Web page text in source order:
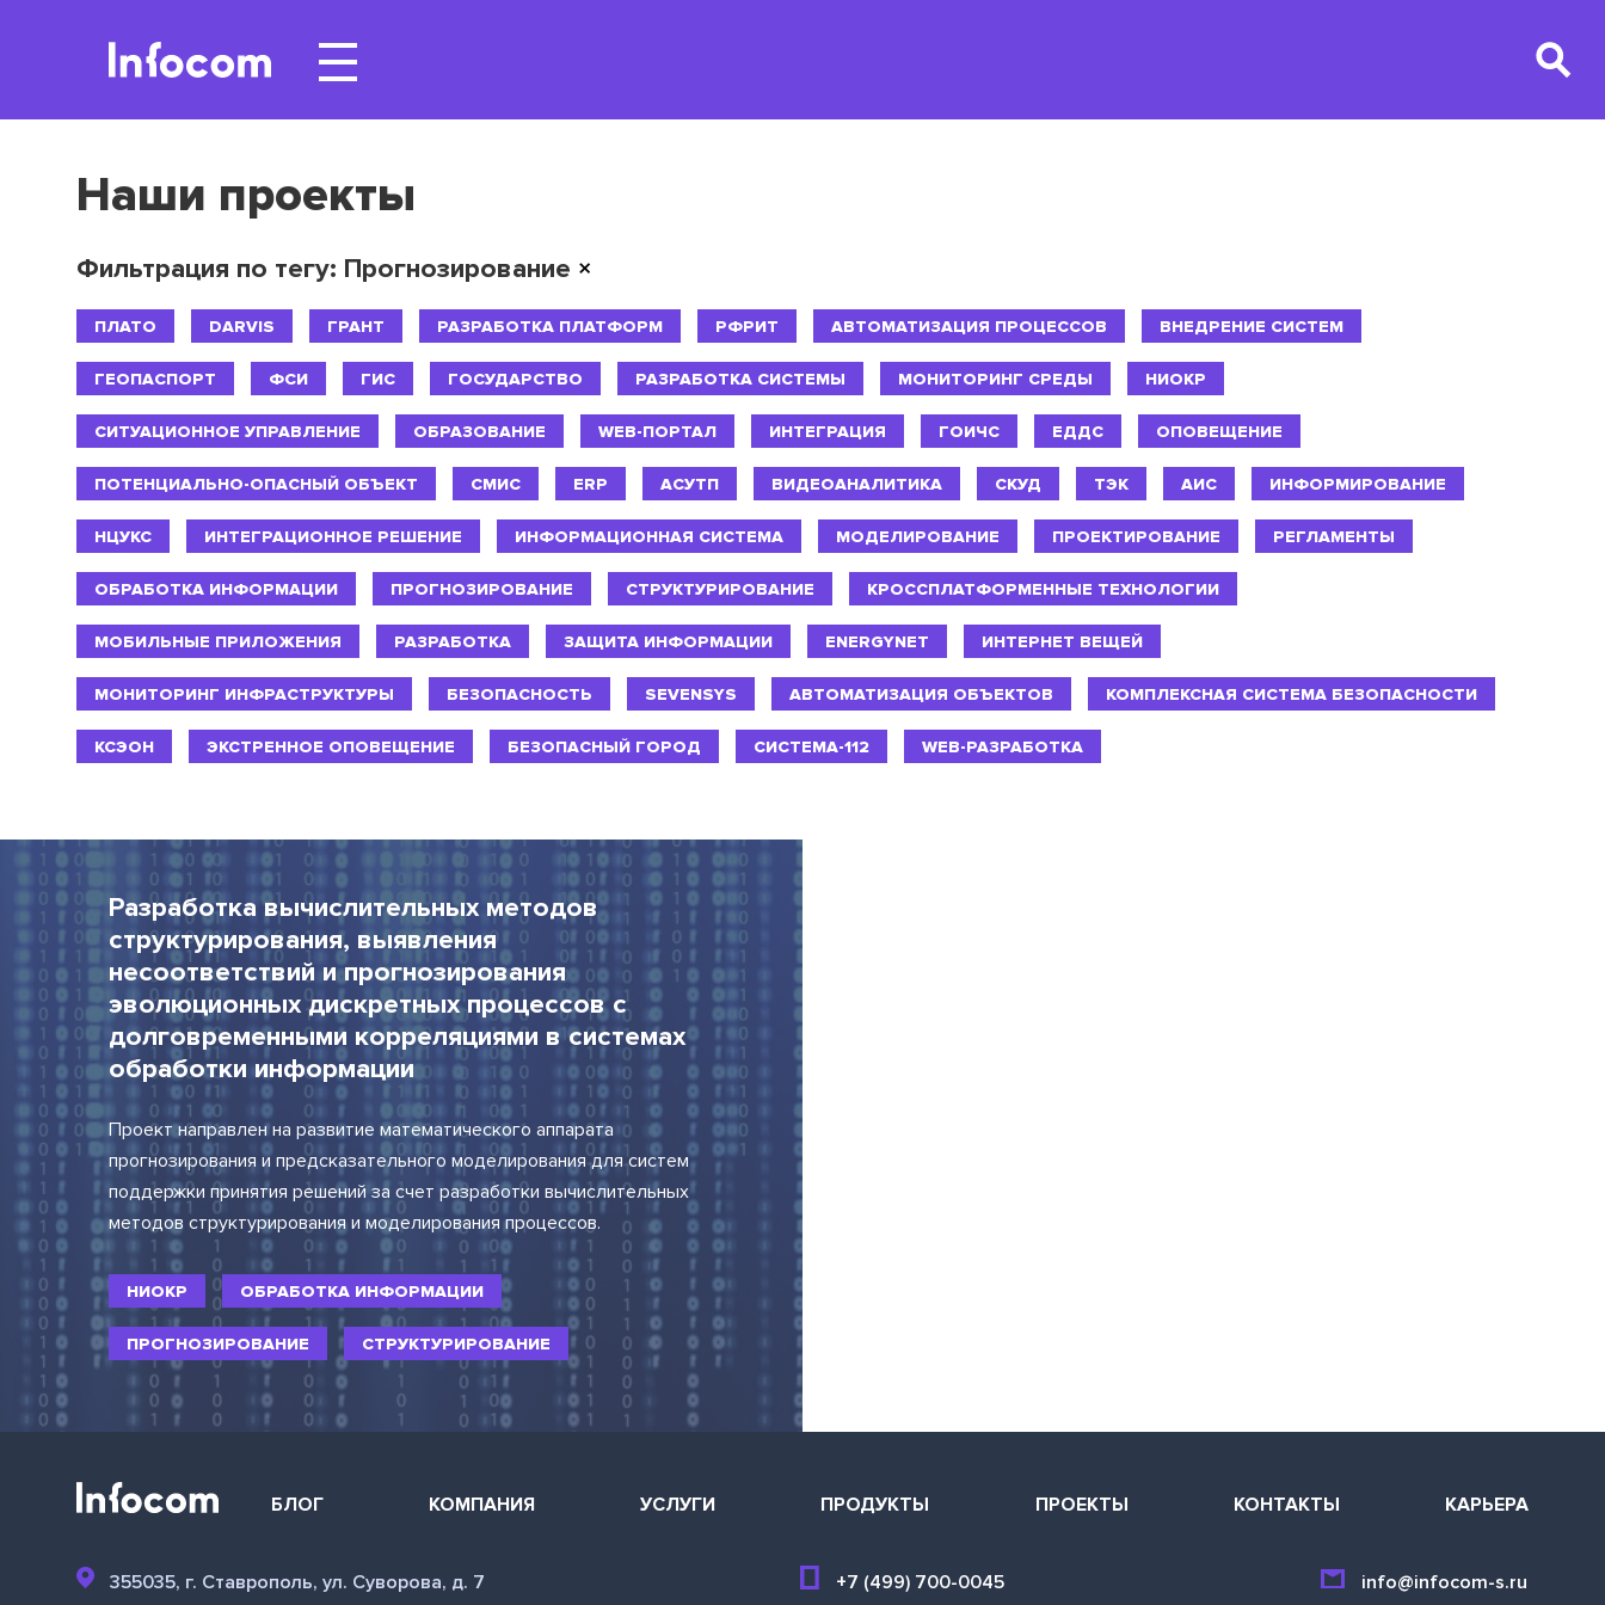
Наши проекты
Фильтрация по тегу: Прогнозирование ×
ПЛАТО DARVIS ГРАНТ РАЗРАБОТКА ПЛАТФОРМ РФРИТ АВТОМАТИЗАЦИЯ ПРОЦЕССОВ ВНЕДРЕНИЕ СИСТЕМ
ГЕОПАСПОРТ ФСИ ГИС ГОСУДАРСТВО РАЗРАБОТКА СИСТЕМЫ МОНИТОРИНГ СРЕДЫ НИОКР
СИТУАЦИОННОЕ УПРАВЛЕНИЕ ОБРАЗОВАНИЕ WEB-ПОРТАЛ ИНТЕГРАЦИЯ ГОИЧС ЕДДС ОПОВЕЩЕНИЕ
ПОТЕНЦИАЛЬНО-ОПАСНЫЙ ОБЪЕКТ СМИС ERP АСУТП ВИДЕОАНАЛИТИКА СКУД ТЭК АИС ИНФОРМИРОВАНИЕ
НЦУКС ИНТЕГРАЦИОННОЕ РЕШЕНИЕ ИНФОРМАЦИОННАЯ СИСТЕМА МОДЕЛИРОВАНИЕ ПРОЕКТИРОВАНИЕ РЕГЛАМЕНТЫ
ОБРАБОТКА ИНФОРМАЦИИ ПРОГНОЗИРОВАНИЕ СТРУКТУРИРОВАНИЕ КРОССПЛАТФОРМЕННЫЕ ТЕХНОЛОГИИ
МОБИЛЬНЫЕ ПРИЛОЖЕНИЯ РАЗРАБОТКА ЗАЩИТА ИНФОРМАЦИИ ENERGYNET ИНТЕРНЕТ ВЕЩЕЙ
МОНИТОРИНГ ИНФРАСТРУКТУРЫ БЕЗОПАСНОСТЬ SEVENSYS АВТОМАТИЗАЦИЯ ОБЪЕКТОВ КОМПЛЕКСНАЯ СИСТЕМА БЕЗОПАСНОСТИ
КСЭОН ЭКСТРЕННОЕ ОПОВЕЩЕНИЕ БЕЗОПАСНЫЙ ГОРОД СИСТЕМА-112 WEB-РАЗРАБОТКА
Разработка вычислительных методов
структурирования, выявления
несоответствий и прогнозирования
эволюционных дискретных процессов с
долговременными корреляциями в системах
обработки информации
Проект направлен на развитие математического аппарата
прогнозирования и предсказательного моделирования для систем
поддержки принятия решений за счет разработки вычислительных
методов структурирования и моделирования процессов.
НИОКР ОБРАБОТКА ИНФОРМАЦИИ
ПРОГНОЗИРОВАНИЕ СТРУКТУРИРОВАНИЕ
БЛОГ КОМПАНИЯ УСЛУГИ ПРОДУКТЫ ПРОЕКТЫ КОНТАКТЫ КАРЬЕРА
355035, г. Ставрополь, ул. Суворова, д. 7 +7 (499) 700-0045 info@infocom-s.ru